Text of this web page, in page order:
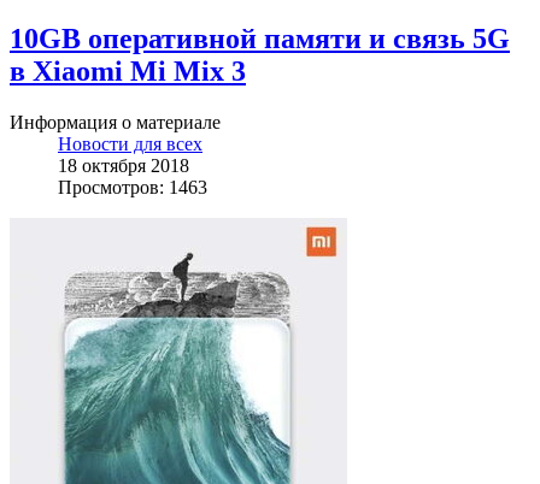
10GB оперативной памяти и связь 5G
в Xiaomi Mi Mix 3
Информация о материале
Новости для всех
18 октября 2018
Просмотров: 1463